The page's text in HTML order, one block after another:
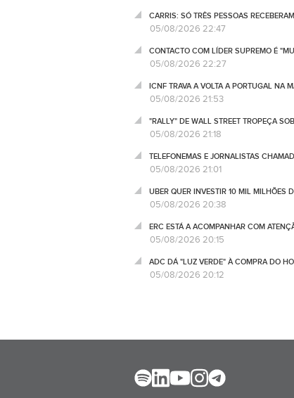
CARRIS: SÓ TRÊS PESSOAS
05/08/2026 22:47
CONTACTO COM LÍDER SUPREMO É
05/08/2026 22:27
ICNF TRAVA A VOLTA A PORTUGAL NA
05/08/2026 21:53
"RALLY" DE WALL STREET TROPEÇA
05/08/2026 21:18
TELEFONEMAS E JORNALISTAS
05/08/2026 21:01
UBER QUER INVESTIR 10 MIL MILHÕES
05/08/2026 20:38
ERC ESTÁ A ACOMPANHAR COM
05/08/2026 20:15
ADC DÁ "LUZ VERDE" À COMPRA DO
05/08/2026 20:12